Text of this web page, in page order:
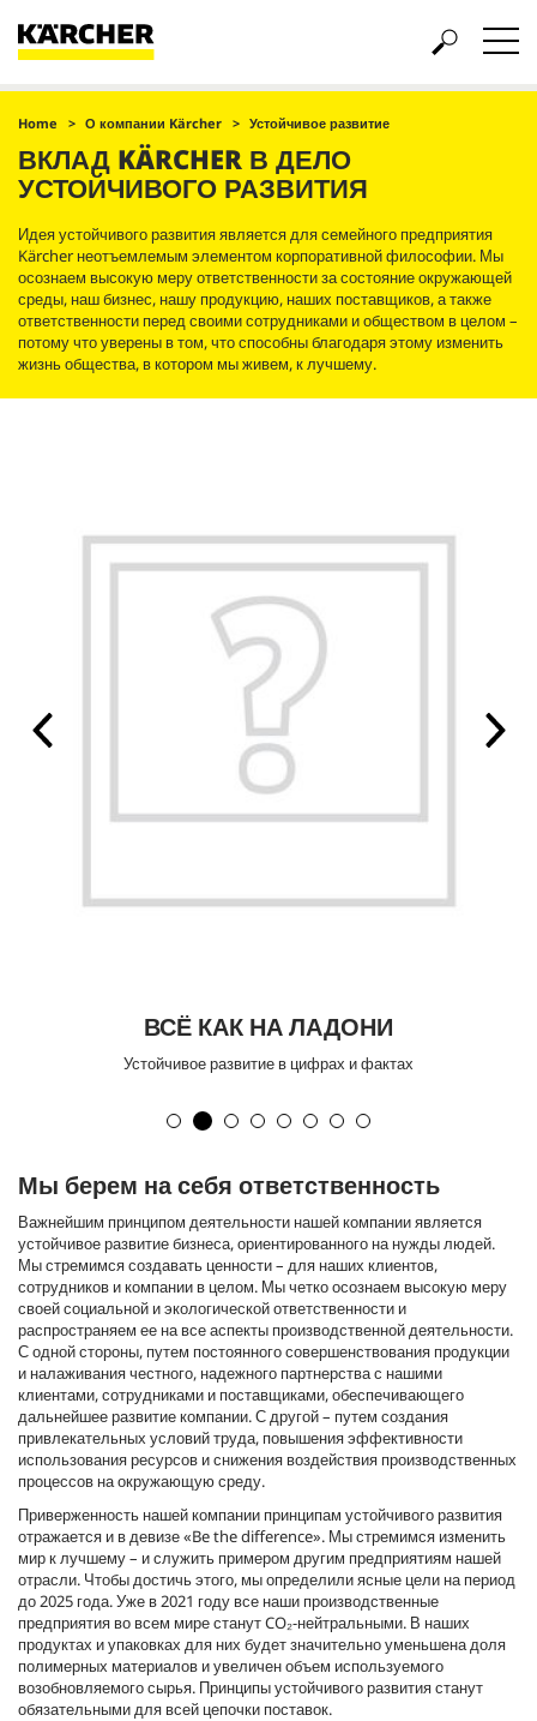
Home О компании Kärcher Устойчивое развитие
ВКЛАД KÄRCHER В ДЕЛО
УСТОЙЧИВОГО РАЗВИТИЯ
Идея устойчивого развития является для семейного предприятия
Kärcher неотъемлемым элементом корпоративной философии. Мы
осознаем высокую меру ответственности за состояние окружающей
среды, наш бизнес, нашу продукцию, наших поставщиков, а также
ответственности перед своими сотрудниками и обществом в целом –
потому что уверены в том, что способны благодаря этому изменить
жизнь общества, в котором мы живем, к лучшему.
ВСЁ КАК НА ЛАДОНИ
Устойчивое развитие в цифрах и фактах
Мы берем на себя ответственность
Важнейшим принципом деятельности нашей компании является
устойчивое развитие бизнеса, ориентированного на нужды людей.
Мы стремимся создавать ценности – для наших клиентов,
сотрудников и компании в целом. Мы четко осознаем высокую меру
своей социальной и экологической ответственности и
распространяем ее на все аспекты производственной деятельности.
С одной стороны, путем постоянного совершенствования продукции
и налаживания честного, надежного партнерства с нашими
клиентами, сотрудниками и поставщиками, обеспечивающего
дальнейшее развитие компании. С другой – путем создания
привлекательных условий труда, повышения эффективности
использования ресурсов и снижения воздействия производственных
процессов на окружающую среду.
Приверженность нашей компании принципам устойчивого развития
отражается и в девизе «Be the difference». Мы стремимся изменить
мир к лучшему – и служить примером другим предприятиям нашей
отрасли. Чтобы достичь этого, мы определили ясные цели на период
до 2025 года. Уже в 2021 году все наши производственные
предприятия во всем мире станут CO₂-нейтральными. В наших
продуктах и упаковках для них будет значительно уменьшена доля
полимерных материалов и увеличен объем используемого
возобновляемого сырья. Принципы устойчивого развития станут
обязательными для всей цепочки поставок.